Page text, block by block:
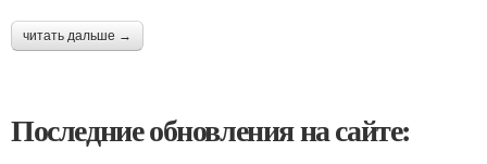
читать дальше →
Последние обновления на сайте: